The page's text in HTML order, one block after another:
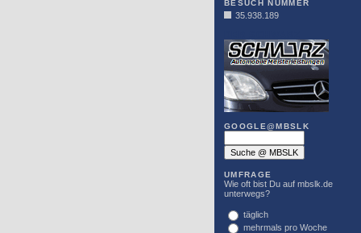
BESUCH NUMMER
35.938.189
GOOGLE@MBSLK
UMFRAGE
Wie oft bist Du auf mbslk.de
unterwegs?
täglich
mehrmals pro Woche